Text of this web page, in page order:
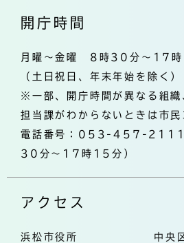
開庁時間
月曜～金曜 8時30分～17
（土日祝日、年末年始を除く）
※一部、開庁時間が異なる組織
担当課がわからないときは市
電話番号：053-457-2111
30分～17時15分）
アクセス
浜松市役所
中央